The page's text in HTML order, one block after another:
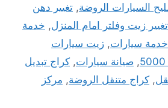
السيارات الروضة, تغيير دهن
تغيير زيت وفلتر امام المنزل, خدمة
خدمة سيارات, زيت سيارات
, صيانة سيارات, كراج تبديل
, كراج متنقل الروضة, مركز